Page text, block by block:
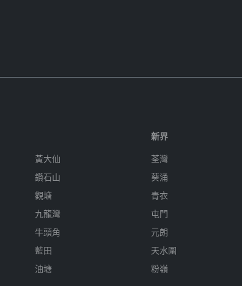
黃大仙
鑽石山
觀塘
九龍灣
牛頭角
藍田
油塘
新界
荃灣
葵涌
青衣
屯門
元朗
天水圍
粉嶺